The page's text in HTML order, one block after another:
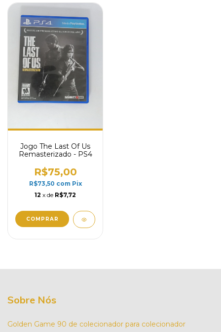
Jogo The Last Of Us
Remasterizado - PS4
R$75,00
R$73,50 com Pix
12 x de R$7,72
Sobre Nós
Golden Game 90 de colecionador para colecionador